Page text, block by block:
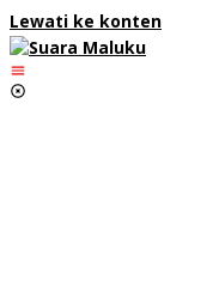
Lewati ke konten